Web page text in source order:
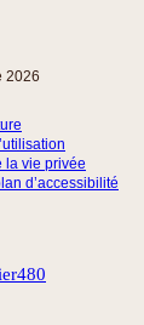
2026
la vie privée
d’accessibilité